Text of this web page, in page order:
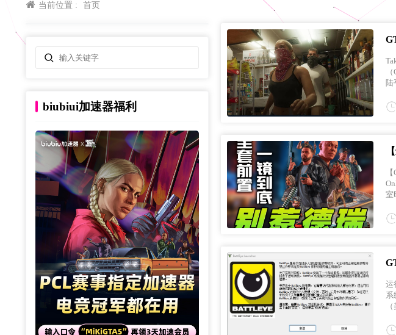
当前位置 : 首页
biubiui加速器福利
陆
室
运
系